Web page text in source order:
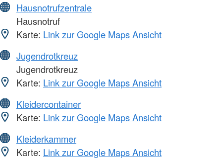
Hausnotrufzentrale
Hausnotruf
Karte: Link zur Google Maps Ansicht
Jugendrotkreuz
Jugendrotkreuz
Karte: Link zur Google Maps Ansicht
Kleidercontainer
Karte: Link zur Google Maps Ansicht
Kleiderkammer
Karte: Link zur Google Maps Ansicht